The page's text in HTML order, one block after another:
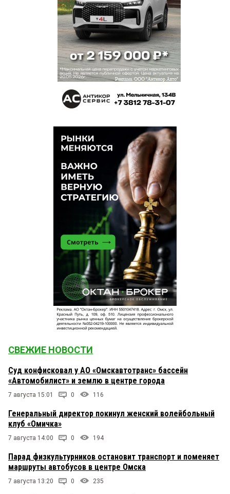
СВЕЖИЕ НОВОСТИ
Суд конфисковал у АО «Омскавтотранс» бассейн
«Автомобилист» и землю в центре города
7 августа 15:01 0 116
Генеральный директор покинул женский волейбольный
клуб «Омичка»
7 августа 14:00 0 194
Парад физкультурников остановит транспорт и поменяет
маршруты автобусов в центре Омска
7 августа 13:20 0 235